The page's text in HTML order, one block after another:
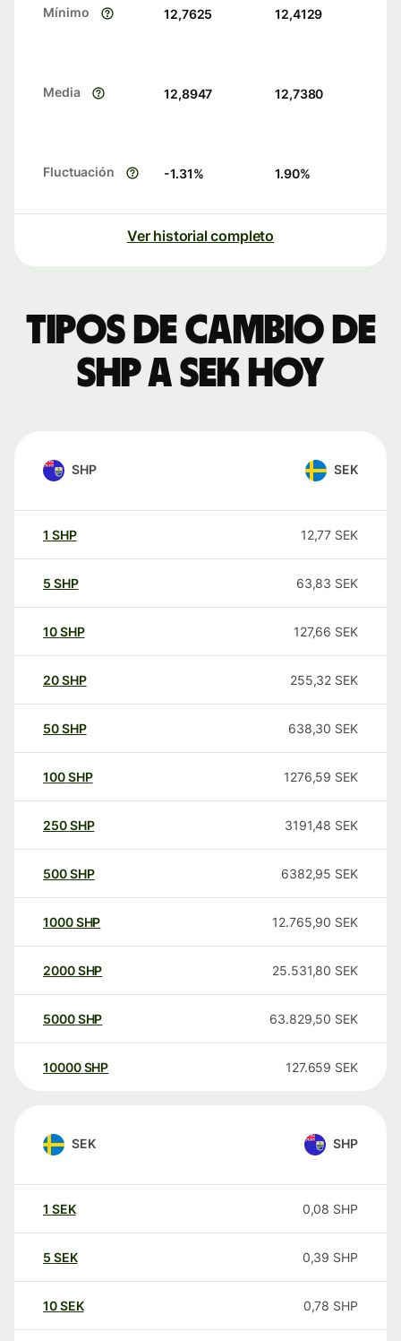
Mínimo 12,7625 12,4129
Media 12,8947 12,7380
Fluctuación -1.31% 1.90%
Ver historial completo
Tipos de cambio de
SHP a SEK hoy
SHP SEK
1 SHP 12,77 SEK
5 SHP 63,83 SEK
10SHP 127,66 SEK
20SHP 255,32 SEK
50SHP 638,30 SEK
100SHP 1276,59 SEK
250SHP 3191,48 SEK
500SHP 6382,95 SEK
1000SHP 12.765,90 SEK
2000SHP 25.531,80 SEK
5000SHP 63.829,50 SEK
10000 SHP 127.659 SEK
SEK SHP
1 SEK 0,08 SHP
5 SEK 0,39 SHP
10SEK 0,78 SHP